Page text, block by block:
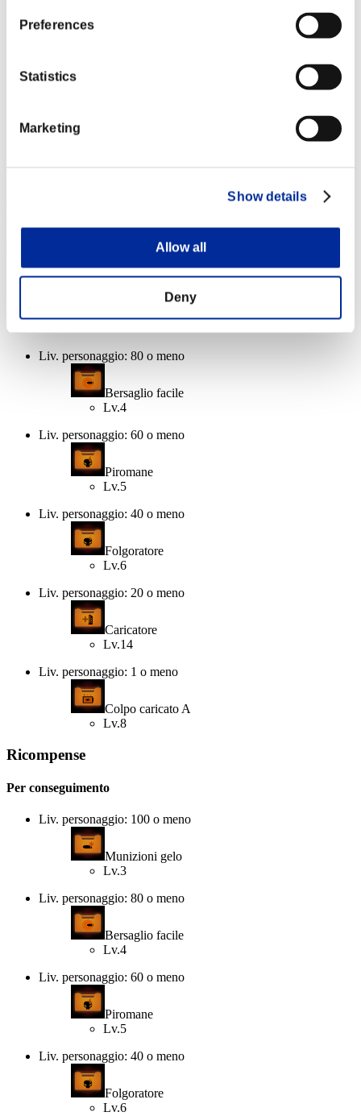
Preferences
Statistics
Marketing
Show details
Allow all
Deny
Liv. personaggio: 1 o meno
Colpo caricato A
Liv. personaggio: 100 o meno
Liv. personaggio: 80 o meno
Bersaglio facile
Lv.4
Liv. personaggio: 60 o meno
Piromane
Lv.5
Liv. personaggio: 40 o meno
Folgoratore
Lv.6
Liv. personaggio: 20 o meno
Caricatore
Lv.14
Liv. personaggio: 1 o meno
Colpo caricato A
Lv.8
Ricompense
Per conseguimento
Liv. personaggio: 100 o meno
Munizioni gelo
Lv.3
Liv. personaggio: 80 o meno
Bersaglio facile
Lv.4
Liv. personaggio: 60 o meno
Piromane
Lv.5
Liv. personaggio: 40 o meno
Folgoratore
Lv.6